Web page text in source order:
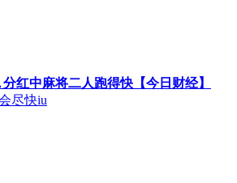
红中麻将二人跑得快【今日财经】
尽快iu